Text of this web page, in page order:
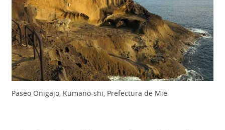
Paseo Onigajo, Kumano-shi, Prefectura de Mie